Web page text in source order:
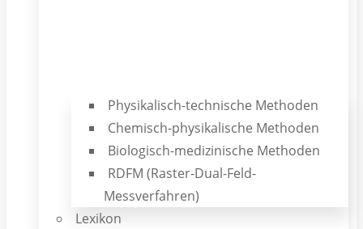
Physikalisch-technische Methoden
Chemisch-physikalische Methoden
Biologisch-medizinische Methoden
RDFM (Raster-Dual-Feld-
Messverfahren)
Lexikon